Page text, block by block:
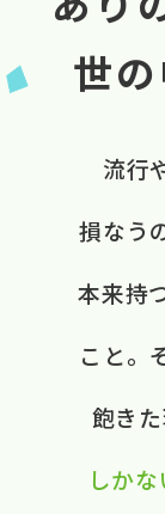
世
流行
損なう
本来​持
こと。​
飽き
しか